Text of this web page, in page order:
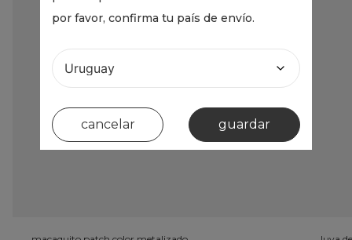
por favor, confirma tu país de envío.
cancelar guardar